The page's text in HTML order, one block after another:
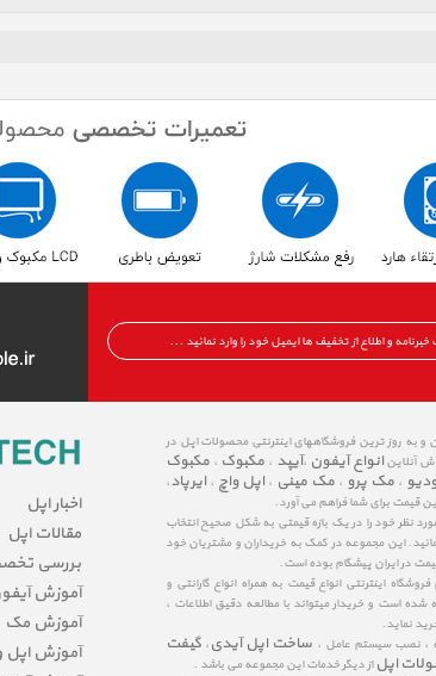
اخبار اپل
مقالات اپل
بررسی
آموزش
آموزش مک
آموزش اپل
و به روز ترین فروشگاههای اینترنتی محصولات اپل در
آنلاینانواع آیفون ،آیپد ، مکبوک ، مکبوک
، مک پرو ، مک مینی ، اپل واچ ، ایرپاد،
قیمت برای شما فراهم می آورد.
نظر خود را در یک بازه قیمتی به شکل صحیح انتخاب
این مجموعه در کمک به خریداران و مشتریان خود
در ایران پیشگام بوده است.
اینترنتی انواع قیمت به همراه انواع گارانتی و
شده است و خریدار میتواند با مطالعه دقیق اطلاعات ،
نماید.
، نصب سیستم عامل ، ساخت اپل آیدی ، گیفت
اپل از دیگر خدمات این مجموعه می باشد .